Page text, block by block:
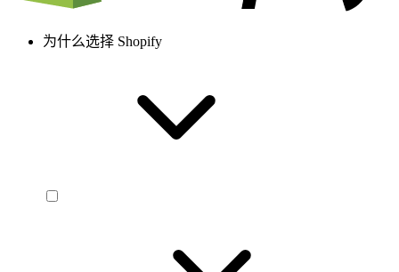
为什么选择 Shopify